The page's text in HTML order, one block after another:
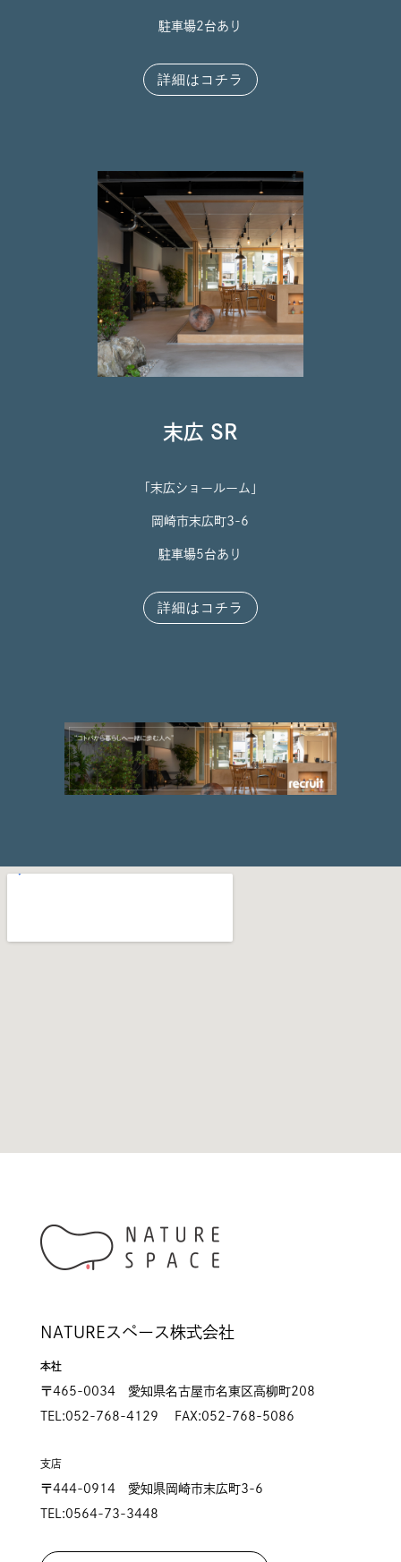
駐車場2台あり
詳細はコチラ
末広 SR
「末広ショールーム」
岡崎市末広町3-6
駐車場5台あり
詳細はコチラ
NATUREスペース株式会社
本社
〒465-0034 愛知県名古屋市名東区高柳町208
TEL:052-768-4129 FAX:052-768-5086
支店
〒444-0914 愛知県岡崎市末広町3-6
TEL:0564-73-3448